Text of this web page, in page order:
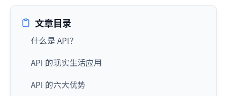
文章目录
什么是 API？
API 的现实生活应用
API 的六大优势